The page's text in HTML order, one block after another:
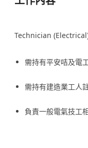
Technician
需持有平安咭及電
需持有建造業工人
負責一般電氣技工